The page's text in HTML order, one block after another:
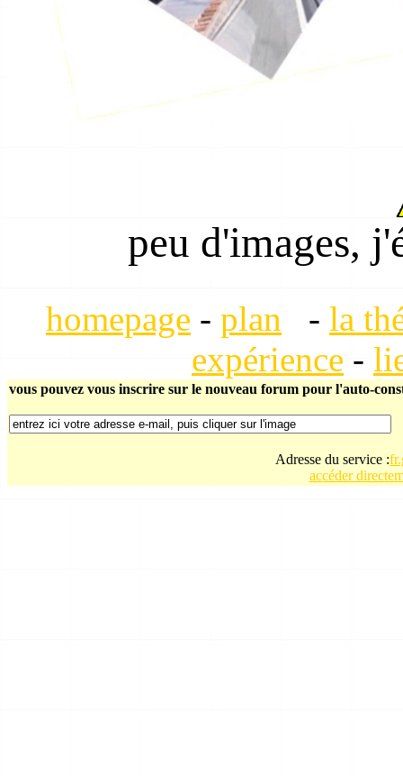
peu d'images,
homepage - plan - la
expérience -
vous pouvez vous inscrire sur le nouveau forum pour l'auto-
Adresse du service :
accéder